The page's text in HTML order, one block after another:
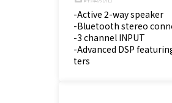
-Active 2-way speaker
-Bluetooth stereo
-3 channel INPUT
-Advanced DSP
ters